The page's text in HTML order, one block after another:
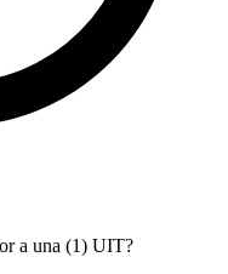
a una (1) UIT?